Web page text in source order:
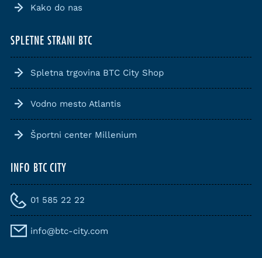
Kako do nas
SPLETNE STRANI BTC
Spletna trgovina BTC City Shop
Vodno mesto Atlantis
Športni center Millenium
INFO BTC CITY
01 585 22 22
info@btc-city.com